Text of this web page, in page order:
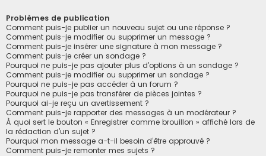
Problèmes de publication
Comment puis-je publier un nouveau sujet ou une réponse ?
Comment puis-je modifier ou supprimer un message ?
Comment puis-je insérer une signature à mon message ?
Comment puis-je créer un sondage ?
Pourquoi ne puis-je pas ajouter plus d’options à un sondage ?
Comment puis-je modifier ou supprimer un sondage ?
Pourquoi ne puis-je pas accéder à un forum ?
Pourquoi ne puis-je pas transférer de pièces jointes ?
Pourquoi ai-je reçu un avertissement ?
Comment puis-je rapporter des messages à un modérateur ?
À quoi sert le bouton « Enregistrer comme brouillon » affiché lors de
la rédaction d’un sujet ?
Pourquoi mon message a-t-il besoin d’être approuvé ?
Comment puis-je remonter mes sujets ?